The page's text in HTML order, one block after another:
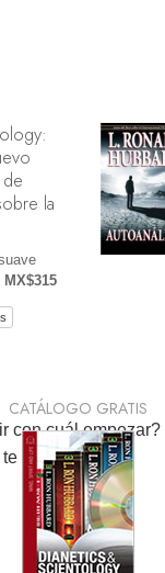
la
con cuál empezar?
ayudará.
CATÁLOGO GRATIS